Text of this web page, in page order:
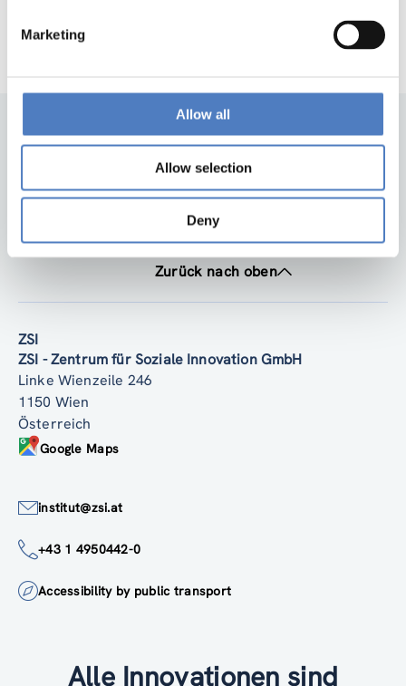
Marketing
Allow all
Allow selection
Deny
Technologies Austria,
, Direktor, Zentrum für Soziale Innovation
Zurück nach oben
ZSI
ZSI - Zentrum für Soziale Innovation GmbH
Linke Wienzeile 246
1150 Wien
Österreich
Google Maps
institut@zsi.at
+43 1 4950442-0
Accessibility by public transport
Alle Innovationen sind